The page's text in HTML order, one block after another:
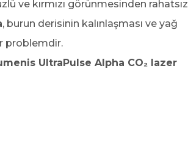
ve kırmızı görünmesinden rahatsız
, burun derisinin kalınlaşması ve yağ
problemdir.
UltraPulse Alpha CO₂ lazer